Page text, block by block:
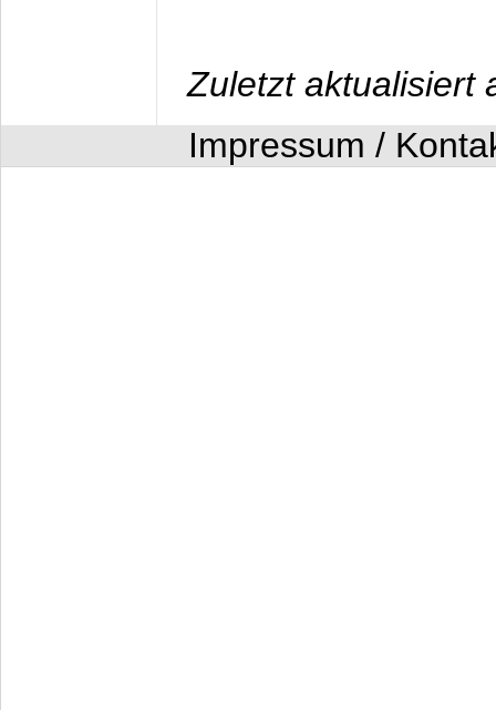
Zuletzt aktualisiert
Impressum /